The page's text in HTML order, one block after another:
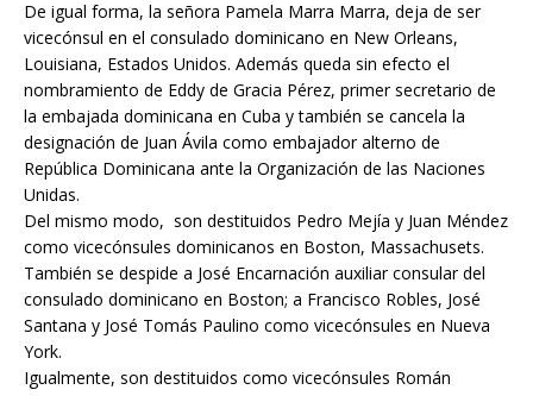
De igual forma, la señora Pamela Marra Marra, deja de ser
vicecónsul en el consulado dominicano en New Orleans,
Louisiana, Estados Unidos. Además queda sin efecto el
nombramiento de Eddy de Gracia Pérez, primer secretario de
la embajada dominicana en Cuba y también se cancela la
designación de Juan Ávila como embajador alterno de
República Dominicana ante la Organización de las Naciones
Unidas.
Del mismo modo, son destituidos Pedro Mejía y Juan Méndez
como vicecónsules dominicanos en Boston, Massachusets.
También se despide a José Encarnación auxiliar consular del
consulado dominicano en Boston; a Francisco Robles, José
Santana y José Tomás Paulino como vicecónsules en Nueva
York.
Igualmente, son destituidos como vicecónsules Román